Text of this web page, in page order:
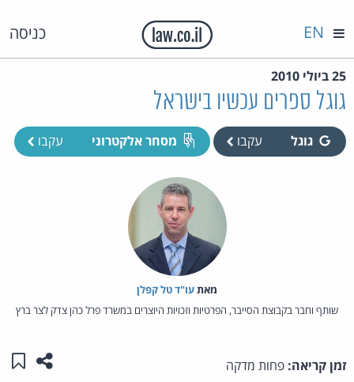
כניסה EN
25 ביולי 2010
גוגל ספרים עכשיו בישראל
גוגל עקבו מסחר אלקטרוני עקבו
מאת‏עו"ד טל קפלן
שותף וחבר בקבוצת הסייבר, הפרטיות וזכויות היוצרים במשרד פרל כהן צדק לצר ברץ
זמן קריאה: פחות מדקה שתפו